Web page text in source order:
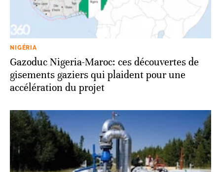
NIGÉRIA
Gazoduc Nigeria-Maroc: ces découvertes de
gisements gaziers qui plaident pour une
accélération du projet